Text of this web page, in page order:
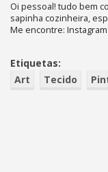
Oi pessoal! tudo bem
sapinha cozinheira,
Me encontre:
Etiquetas:
Art
Tecido